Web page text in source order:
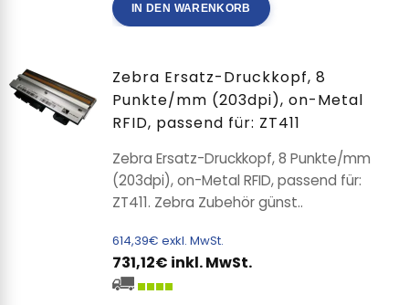
IN DEN WARENKORB
Zebra Ersatz-Druckkopf, 8
Punkte/mm (203dpi), on-Metal
RFID, passend für: ZT411
Zebra Ersatz-Druckkopf, 8 Punkte/mm
(203dpi), on-Metal RFID, passend für:
ZT411. Zebra Zubehör günst..
614,39€ exkl. MwSt.
731,12€ inkl. MwSt.